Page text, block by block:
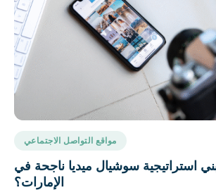
مواقع التواصل الاجتماعي
استراتيجية سوشيال ميديا ناجحة في
الإمارات؟